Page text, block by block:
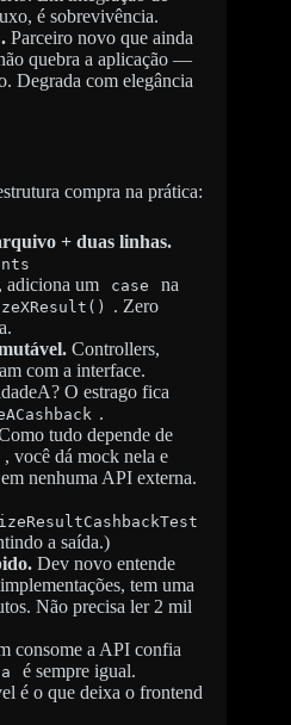
é sobrevivência.
. Parceiro novo que ainda
quebra a aplicação —
Degrada com elegância
compra na prática:
+ duas linhas.
, adiciona um case
na
. Zero
Controllers,
com a interface.
O estrago fica
.
tudo depende de
, você dá mock nela e
nenhuma API externa.
a saída.)
Dev novo entende
tem uma
Não precisa ler 2 mil
consome a API confia
é sempre igual.
é o que deixa o frontend